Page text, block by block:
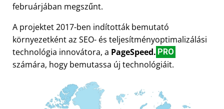
februárjában megszűnt.
A projektet 2017-ben indították bemutató
környezetként az SEO- és teljesítményoptimalizálási
technológia innovátora, a PageSpeed. PRO
számára, hogy bemutassa új technológiáit.